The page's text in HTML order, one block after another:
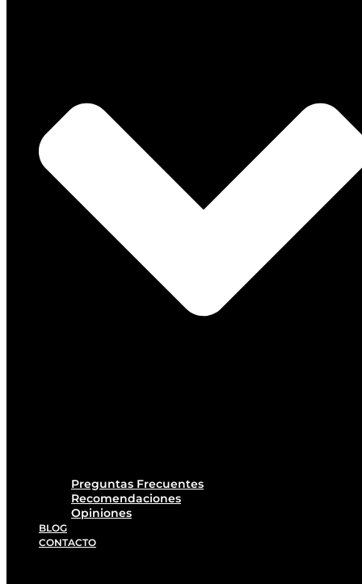
Preguntas Frecuentes
Recomendaciones
Opiniones
BLOG
CONTACTO